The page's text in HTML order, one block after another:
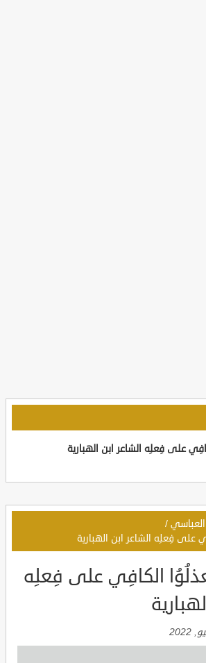
على فِعلِه الشاعر ابن الهبارية
/
على فِعلِه الشاعر ابن الهبارية
الكافِي على فِعلِه